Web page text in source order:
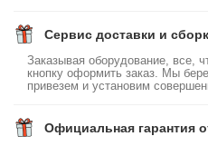
Сервис доставки и
Заказывая оборудование, все,
кнопку оформить заказ. Мы
привезем и установим
Официальная гарантия